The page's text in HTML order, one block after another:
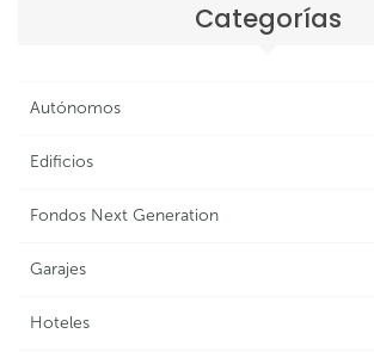
Categorías
Autónomos
Edificios
Fondos Next Generation
Garajes
Hoteles